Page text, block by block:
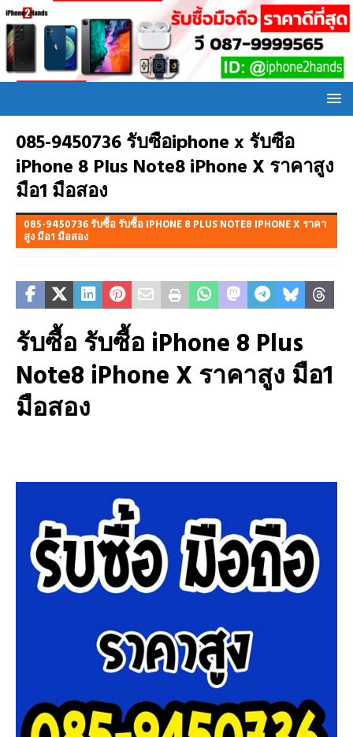
085-9450736 รับซื้อiphone x รับซื้อ
iPhone 8 Plus Note8 iPhone X ราคาสูง
มือ1 มือสอง
085-9450736 รับซื้อ รับซื้อ IPHONE 8 PLUS NOTE8 IPHONE X ราคา
สูง มือ1 มือสอง
รับซื้อ รับซื้อ iPhone 8 Plus
Note8 iPhone X ราคาสูง มือ1
มือสอง